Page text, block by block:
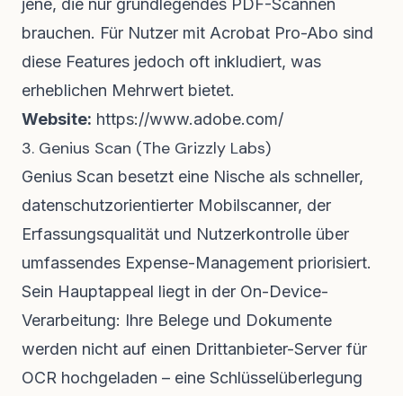
jene, die nur grundlegendes PDF-Scannen
brauchen. Für Nutzer mit Acrobat Pro-Abo sind
diese Features jedoch oft inkludiert, was
erheblichen Mehrwert bietet.
Website: https://www.adobe.com/
3. Genius Scan (The Grizzly Labs)
Genius Scan besetzt eine Nische als schneller,
datenschutzorientierter Mobilscanner, der
Erfassungsqualität und Nutzerkontrolle über
umfassendes Expense-Management priorisiert.
Sein Hauptappeal liegt in der On-Device-
Verarbeitung: Ihre Belege und Dokumente
werden nicht auf einen Drittanbieter-Server für
OCR hochgeladen – eine Schlüsselüberlegung